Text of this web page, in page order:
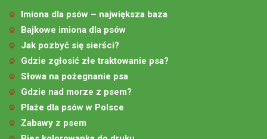
Imiona dla psów – największa baza
Bajkowe imiona dla psów
Jak pozbyć się sierści?
Gdzie zgłosić złe traktowanie psa?
Słowa na pożegnanie psa
Gdzie nad morze z psem?
Plaże dla psów w Polsce
Zabawy z psem